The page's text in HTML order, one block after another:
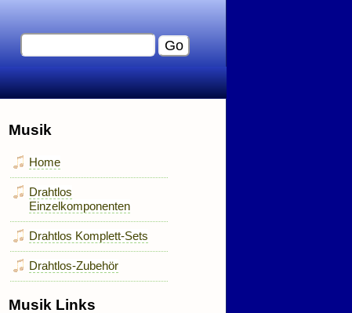
Musik
Home
Drahtlos
Einzelkomponenten
Drahtlos Komplett-Sets
Drahtlos-Zubehör
Musik Links